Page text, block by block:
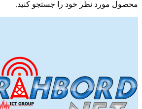
محصول مورد نظر خود را جستجو کنید.